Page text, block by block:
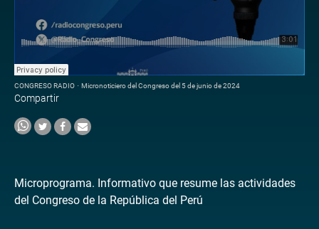
CONGRESO RADIO · Micronoticiero del Congreso del 5 de junio de 2024
Compartir
Microprograma. Informativo que resume las actividades
del Congreso de la República del Perú